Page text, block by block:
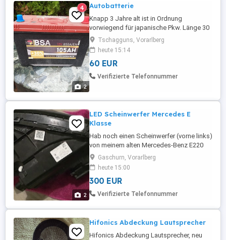
2
4 Autobatterie
Knapp 3 Jahre alt ist in Ordnung
vorwiegend für japanische Pkw. Länge 30
cm Höhe 21 cm Tiefe 17 cm
Tschagguns, Vorarlberg
heute 15:14
60 EUR
Verifizierte Telefonnummer
2
LED Scheinwerfer Mercedes E
Klasse
Hab noch einen Scheinwerfer (vorne links)
von meinem alten Mercedes-Benz E220
Baujahr 2019 übrig den ich einbauen
wollte. Auto existiert aber nicht mehr.
Gaschurn, Vorarlberg
heute 15:00
300 EUR
Verifizierte Telefonnummer
Hifonics Abdeckung Lautsprecher
Hifonics Abdeckung Lautsprecher, neu